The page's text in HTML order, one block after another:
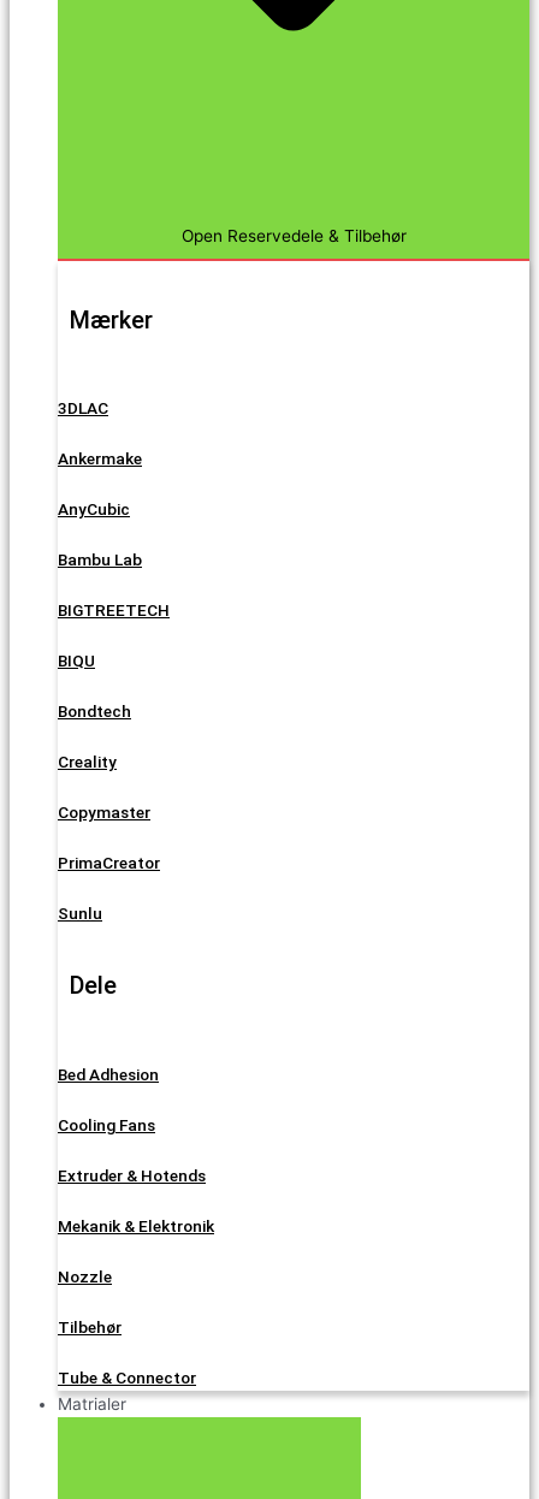
Open Reservedele & Tilbehør
Mærker
3DLAC
Ankermake
AnyCubic
Bambu Lab
BIGTREETECH
BIQU
Bondtech
Creality
Copymaster
PrimaCreator
Sunlu
Dele
Bed Adhesion
Cooling Fans
Extruder & Hotends
Mekanik & Elektronik
Nozzle
Tilbehør
Tube & Connector
Matrialer